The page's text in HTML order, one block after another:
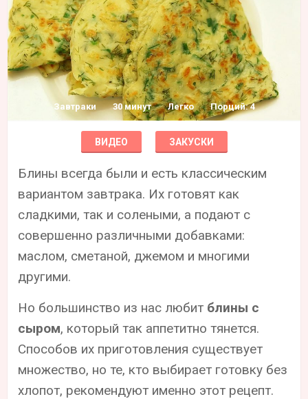
Завтраки 30 минут Легко Порций: 4
ВИДЕО ЗАКУСКИ
Блины всегда были и есть классическим
вариантом завтрака. Их готовят как
сладкими, так и солеными, а подают с
совершенно различными добавками:
маслом, сметаной, джемом и многими
другими.
Но большинство из нас любит блины с
сыром, который так аппетитно тянется.
Способов их приготовления существует
множество, но те, кто выбирает готовку без
хлопот, рекомендуют именно этот рецепт.